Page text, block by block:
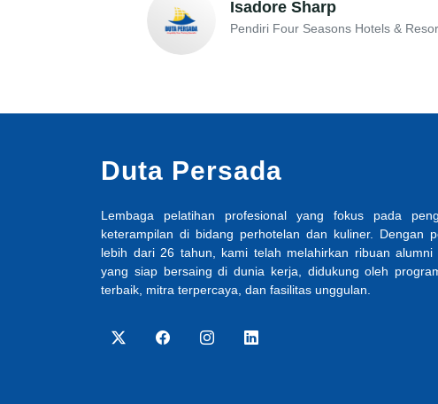
Isadore Sharp
Pendiri Four Seasons Hotels &
Duta Persada
Lembaga pelatihan profesional yang fokus pada
keterampilan di bidang perhotelan dan kuliner. Dengan
lebih dari 26 tahun, kami telah melahirkan ribuan alumni
yang siap bersaing di dunia kerja, didukung oleh
terbaik, mitra terpercaya, dan fasilitas unggulan.